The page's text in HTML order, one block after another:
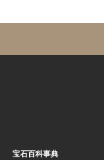
宝石百科事典